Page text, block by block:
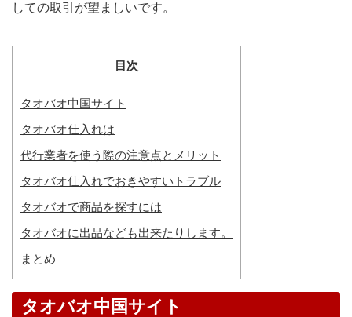
しての取引が望ましいです。
目次
タオバオ中国サイト
タオバオ仕入れは
代行業者を使う際の注意点とメリット
タオバオ仕入れでおきやすいトラブル
タオバオで商品を探すには
タオバオに出品なども出来たりします。
まとめ
タオバオ中国サイト